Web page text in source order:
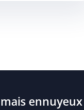
ennuyeux